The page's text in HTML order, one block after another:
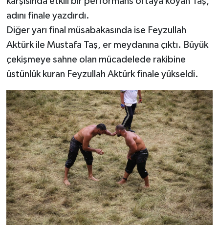
adını finale yazdırdı.
Diğer yarı final müsabakasında ise Feyzullah
Aktürk ile Mustafa Taş, er meydanına çıktı. Büyük
çekişmeye sahne olan mücadelede rakibine
üstünlük kuran Feyzullah Aktürk finale yükseldi.
MAGAZİN